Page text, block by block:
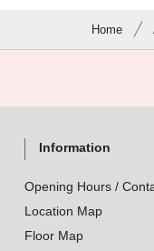
Home
Information
Opening Hours /
Location Map
Floor Map